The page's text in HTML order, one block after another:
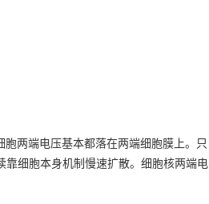
两端电压基本都落在两端细胞膜上。只
细胞本身机制慢速扩散。细胞核两端电